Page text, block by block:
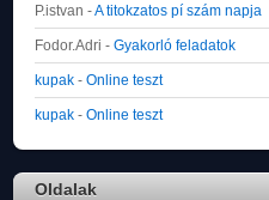
P.istvan -A titokzatos pí szám napja
Fodor.Adri -Gyakorló feladatok
kupak -Online teszt
kupak -Online teszt
Oldalak